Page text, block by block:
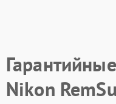
Nikon